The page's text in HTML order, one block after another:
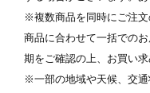
※複数商品を同時にご注
商品に合わせて一括での
期をご確認の上、お買い求
※一部の地域や天候、交